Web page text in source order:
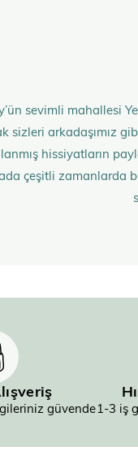
sevimli mahallesi
sizleri arkadaşımız
hissiyatların
çeşitli zamanlarda
güvende1-3 iş